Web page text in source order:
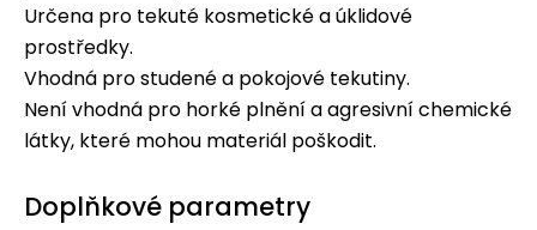
Určena pro tekuté kosmetické a úklidové
prostředky.
Vhodná pro studené a pokojové tekutiny.
Není vhodná pro horké plnění a agresivní chemické
látky, které mohou materiál poškodit.
Doplňkové parametry